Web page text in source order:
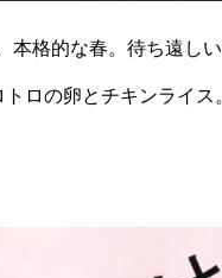
格的な春。待ち遠し
ロの卵とチキンライ